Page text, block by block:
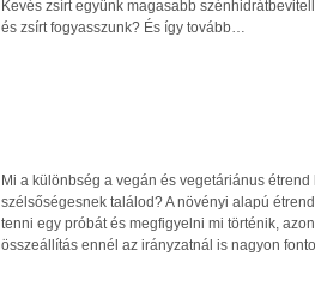
Kevés zsírt együnk magasabb
és zsírt fogyasszunk? És így tovább…
Mi a különbség a vegán és vegetáriánus
szélsőségesnek találod? A növényi alapú
tenni egy próbát és megfigyelni mi történik,
összeállítás ennél az irányzatnál is nagyon